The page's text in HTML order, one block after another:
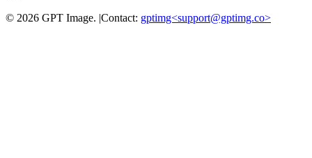
© 2026 GPT Image. |Contact: gptimg<support@gptimg.co>